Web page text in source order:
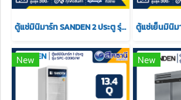
ตู้แช่มินิมาร์ท SANDEN 2 ประตู รุ่น SPN-1005 ขนาด 24.7 สีขาว
New New